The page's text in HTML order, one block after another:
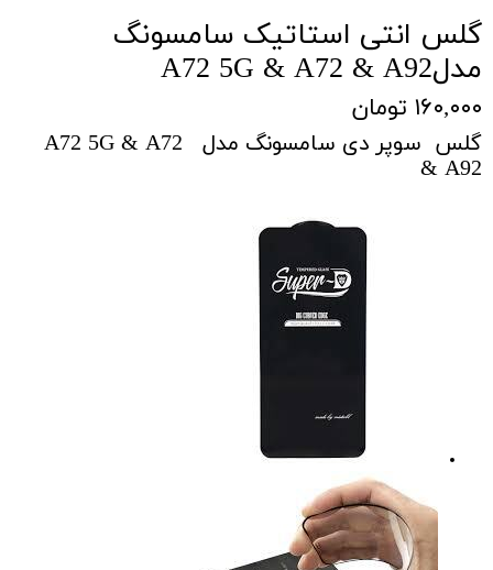
گلس انتی استاتیک سامسونگ
مدلA72 5G & A72 & A92
۱۶۰,۰۰۰ تومان
گلس سوپر دی سامسونگ مدل A72 5G & A72
& A92